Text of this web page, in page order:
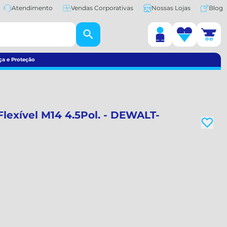
Atendimento Vendas Corporativas Nossas Lojas Blog
e Proteção
M14 4.5Pol. - DEWALT-